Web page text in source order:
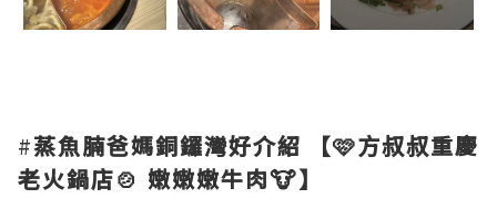
#蒸魚腩爸媽銅鑼灣好介紹
【🩷方叔叔重慶
老火鍋店🍲 嫩嫩嫩牛肉🐮】